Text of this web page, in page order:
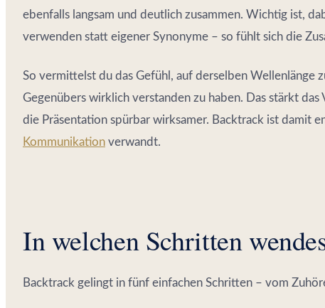
ebenfalls langsam und deutlich zusammen. Wichtig ist,
verwenden statt eigener Synonyme – so fühlt sich die
So vermittelst du das Gefühl, auf derselben Wellenlänge
Gegenübers wirklich verstanden zu haben. Das stärkt
die Präsentation spürbar wirksamer. Backtrack ist damit
Kommunikation verwandt.
In welchen Schritten
Backtrack gelingt in fünf einfachen Schritten – vom